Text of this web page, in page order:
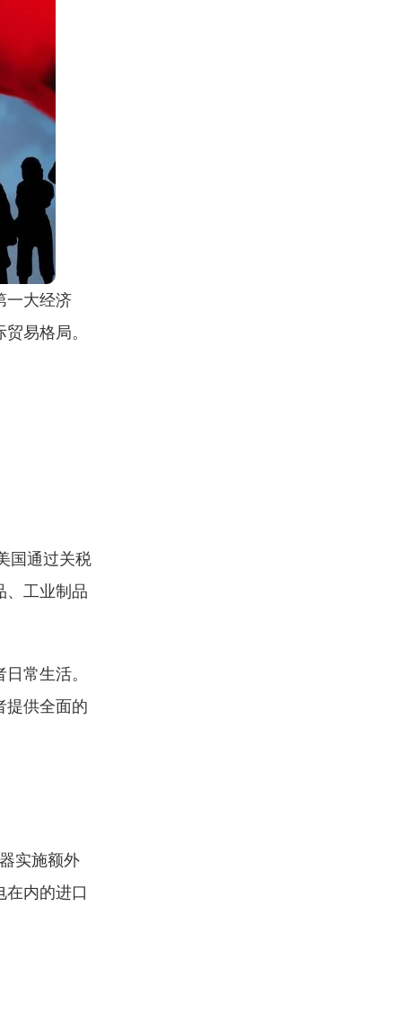
一大经济
易格局。
国通过关税
、工业制品
常生活。
提供全面的
实施额外
在内的进口